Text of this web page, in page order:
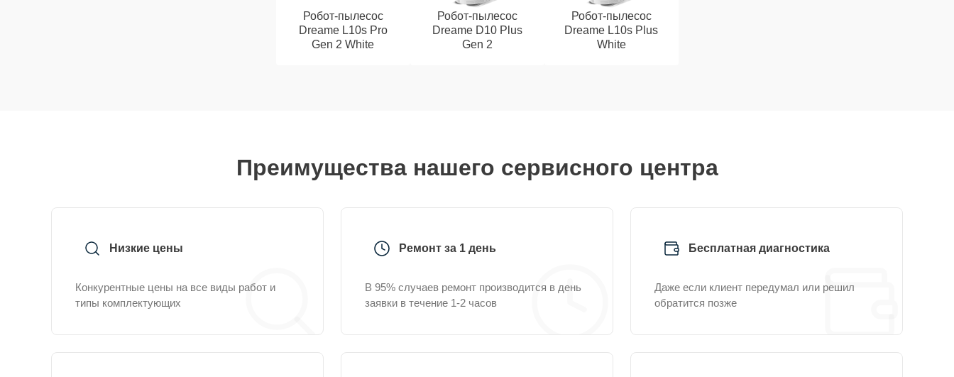
Робот-пылесос
Dreame L10s Pro
Gen 2 White
Робот-пылесос
Dreame D10 Plus
Gen 2
Робот-пылесос
Dreame L10s Plus
White
Преимущества нашего сервисного центра
Низкие цены
Конкурентные цены на все виды работ и
типы комплектующих
Ремонт за 1 день
В 95% случаев ремонт производится в день
заявки в течение 1-2 часов
Бесплатная диагностика
Даже если клиент передумал или решил
обратится позже